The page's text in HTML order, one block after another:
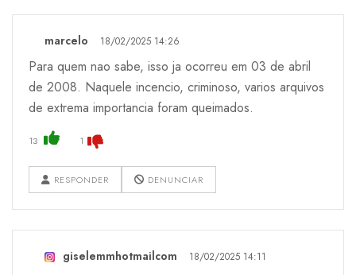
marcelo 18/02/2025 14:26
Para quem nao sabe, isso ja ocorreu em 03 de abril
de 2008. Naquele incencio, criminoso, varios arquivos
de extrema importancia foram queimados.
13 1
RESPONDER DENUNCIAR
giselemmhotmailcom 18/02/2025 14:11